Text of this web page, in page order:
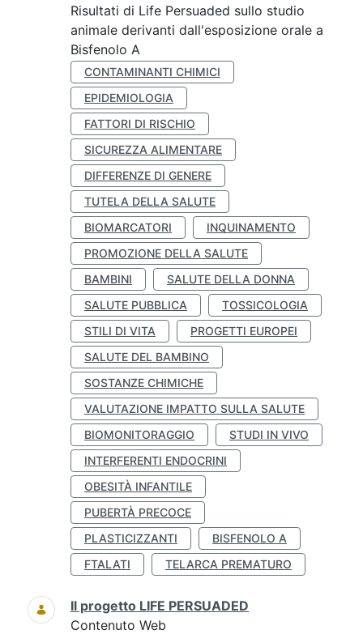
Risultati di Life Persuaded sullo studio
animale derivanti dall'esposizione orale a
Bisfenolo A
CONTAMINANTI CHIMICI
EPIDEMIOLOGIA
FATTORI DI RISCHIO
SICUREZZA ALIMENTARE
DIFFERENZE DI GENERE
TUTELA DELLA SALUTE
BIOMARCATORI
INQUINAMENTO
PROMOZIONE DELLA SALUTE
BAMBINI
SALUTE DELLA DONNA
SALUTE PUBBLICA
TOSSICOLOGIA
STILI DI VITA
PROGETTI EUROPEI
SALUTE DEL BAMBINO
SOSTANZE CHIMICHE
VALUTAZIONE IMPATTO SULLA SALUTE
BIOMONITORAGGIO
STUDI IN VIVO
INTERFERENTI ENDOCRINI
OBESITÀ INFANTILE
PUBERTÀ PRECOCE
PLASTICIZZANTI
BISFENOLO A
FTALATI
TELARCA PREMATURO
Il progetto LIFE PERSUADED
Contenuto Web